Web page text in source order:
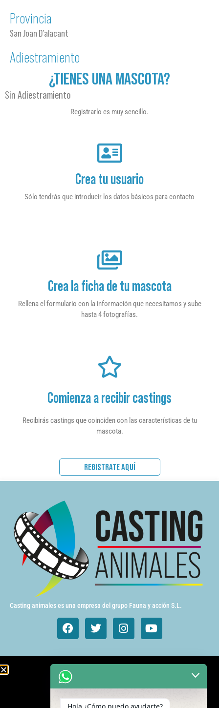
Provincia
San Joan D’alacant
Adiestramiento
¿TIENES UNA MASCOTA?
Sin Adiestramiento
Registrarlo es muy sencillo.
Crea tu usuario
Sólo tendrás que introducir los datos básicos para contacto
Crea la ficha de tu mascota
Rellena el formulario con la información que necesitamos y sube
hasta 4 fotografías.
Comienza a recibir castings
Recibirás castings que coinciden con las características de tu
mascota.
REGISTRATE AQUÍ
Casting animales es una empresa del grupo Fauna y acción S.L.
Animales de cine y TV